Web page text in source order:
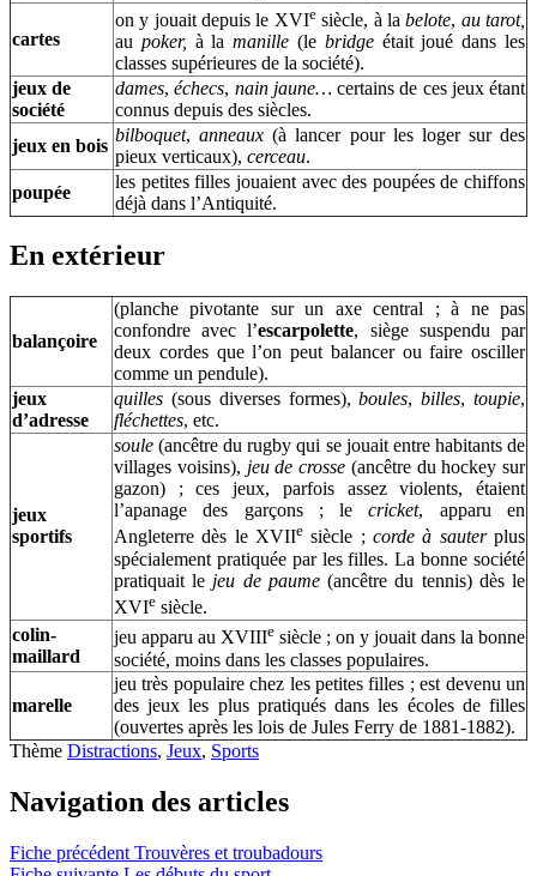
cartes
on y jouait depuis le XVIesiècle, à labelote, au tarot,
au poker, à la manille(le bridgeétait joué dans les
classes supérieures de la société).
jeux de
société
dames,échecs, nain jaune… certains de ces jeux étant
connus depuis des siècles.
jeux en bois
bilboquet,anneaux (à lancer pour les loger sur des
pieux verticaux), cerceau.
poupée
les petites filles jouaient avec des poupées de chiffons
déjà dans l’Antiquité.
En extérieur
balançoire
(planche pivotante sur un axe central ; à ne pas
confondre avec l’escarpolette, siège suspendu par
deux cordes que l’on peut balancer ou faire osciller
comme un pendule).
jeux
d’adresse
quilles (sous diverses formes),boules,billes,toupie,
fléchettes, etc.
jeux
sportifs
soule (ancêtre du rugby qui se jouait entre habitants de
villages voisins), jeu de crosse (ancêtre du hockey sur
gazon) ; ces jeux, parfois assez violents, étaient
l’apanage des garçons ; le cricket, apparu en
Angleterre dès le XVIIe siècle ; corde à sauterplus
spécialement pratiquée par les filles. La bonne société
pratiquait le jeu de paume(ancêtre du tennis) dès le
XVIe siècle.
colin-
maillard
jeu apparu au XVIIIe siècle ; on y jouait dans la bonne
société, moins dans les classes populaires.
marelle
jeu très populaire chez les petites filles ; est devenu un
des jeux les plus pratiqués dans les écoles de filles
(ouvertes après les lois de Jules Ferry de 1881-1882).
Thème Distractions, Jeux, Sports
Navigation des articles
Fiche précédent Trouvères et troubadours